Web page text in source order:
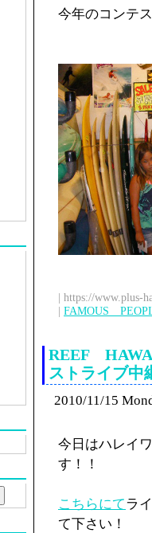
今年のコンテ
| https://www.plus-
| FAMOUS
REEF
ストライブ中
2010/11/15
今日はハレイ
す！！
こちらにてラ
て下さい！